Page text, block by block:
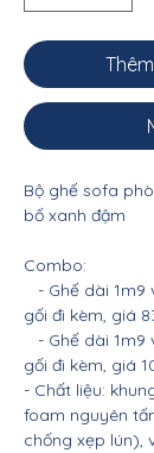
Bộ ghế sofa
bố xanh đậm
Combo:
- Ghế dài 1m9
gối đi kèm, giá
- Ghế dài 1m9
gối đi kèm, giá
- Chất liệu:
foam nguyên
chống xẹp lún),